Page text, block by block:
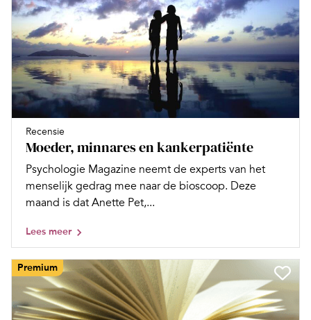
Recensie
Moeder, minnares en kankerpatiënte
Psychologie Magazine neemt de experts van het
menselijk gedrag mee naar de bioscoop. Deze
maand is dat Anette Pet,...
Lees meer
Premium